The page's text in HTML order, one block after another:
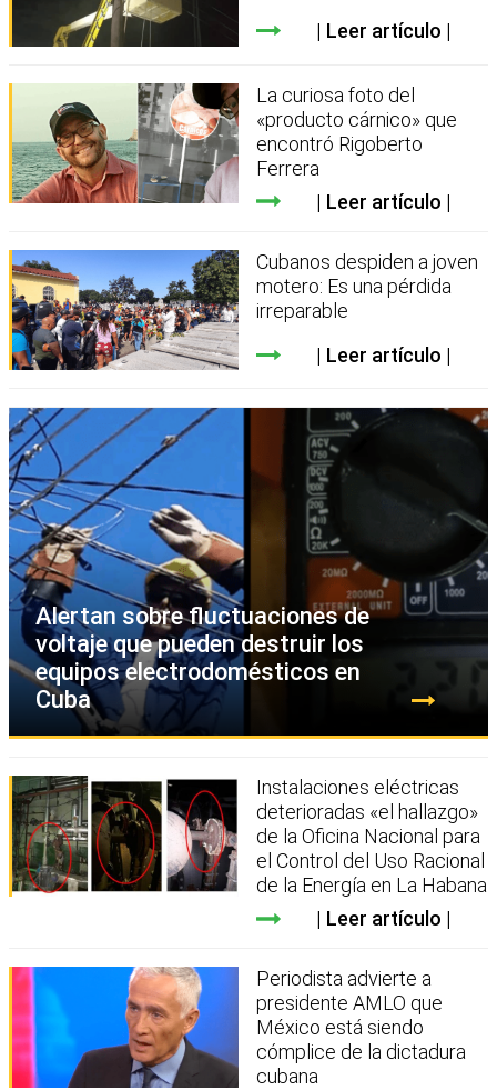
Leer artículo
La curiosa foto del
«producto cárnico» que
encontró Rigoberto
Ferrera
Leer artículo
Cubanos despiden a joven
motero: Es una pérdida
irreparable
Leer artículo
Alertan sobre fluctuaciones de
voltaje que pueden destruir los
equipos electrodomésticos en
Cuba
Instalaciones eléctricas
deterioradas «el hallazgo»
de la Oficina Nacional para
el Control del Uso Racional
de la Energía en La Habana
Leer artículo
Periodista advierte a
presidente AMLO que
México está siendo
cómplice de la dictadura
cubana